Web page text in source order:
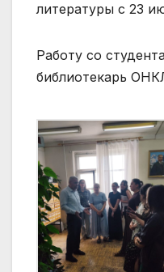
литературы с 23
Работу со
библиотекарь